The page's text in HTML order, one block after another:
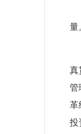
量
真
管
革
投